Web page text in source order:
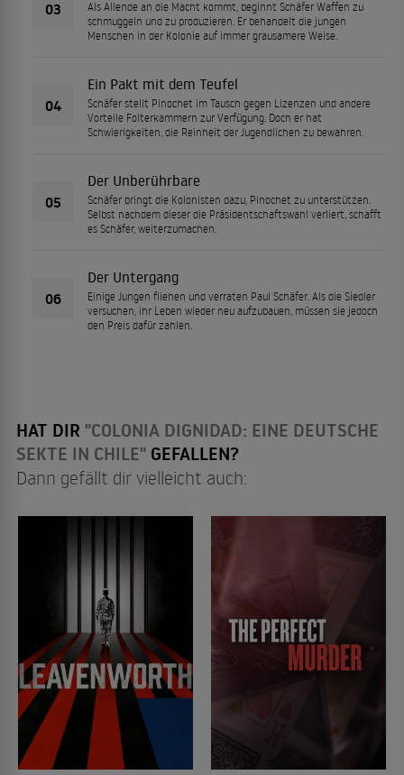
03
Als Allende an die Macht kommt, beginnt Schäfer Waffen zu
schmuggeln und zu produzieren. Er behandelt die jungen
Menschen in der Kolonie auf immer grausamere Weise.
04
Ein Pakt mit dem Teufel
Schäfer stellt Pinochet im Tausch gegen Lizenzen und andere
Vorteile Folterkammern zur Verfügung. Doch er hat
Schwierigkeiten, die Reinheit der Jugendlichen zu bewahren.
05
Der Unberührbare
Schäfer bringt die Kolonisten dazu, Pinochet zu unterstützen.
Selbst nachdem dieser die Präsidentschaftswahl verliert, schafft
es Schäfer, weiterzumachen.
06
Der Untergang
Einige Jungen fliehen und verraten Paul Schäfer. Als die Siedler
versuchen, ihr Leben wieder neu aufzubauen, müssen sie jedoch
den Preis dafür zahlen.
HAT DIR "COLONIA DIGNIDAD: EINE DEUTSCHE
SEKTE IN CHILE" GEFALLEN?
Dann gefällt dir vielleicht auch: